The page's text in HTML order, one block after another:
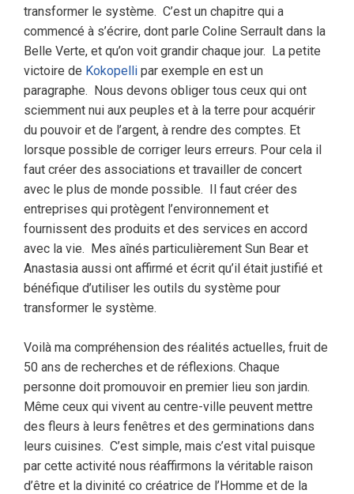
transformer le système. C’est un chapitre qui a
commencé à s’écrire, dont parle Coline Serrault dans la
Belle Verte, et qu’on voit grandir chaque jour. La petite
victoire de Kokopelli par exemple en est un
paragraphe. Nous devons obliger tous ceux qui ont
sciemment nui aux peuples et à la terre pour acquérir
du pouvoir et de l’argent, à rendre des comptes. Et
lorsque possible de corriger leurs erreurs. Pour cela il
faut créer des associations et travailler de concert
avec le plus de monde possible. Il faut créer des
entreprises qui protègent l’environnement et
fournissent des produits et des services en accord
avec la vie. Mes aînés particulièrement Sun Bear et
Anastasia aussi ont affirmé et écrit qu’il était justifié et
bénéfique d’utiliser les outils du système pour
transformer le système.
Voilà ma compréhension des réalités actuelles, fruit de
50 ans de recherches et de réflexions. Chaque
personne doit promouvoir en premier lieu son jardin.
Même ceux qui vivent au centre-ville peuvent mettre
des fleurs à leurs fenêtres et des germinations dans
leurs cuisines. C’est simple, mais c’est vital puisque
par cette activité nous réaffirmons la véritable raison
d’être et la divinité co créatrice de l’Homme et de la